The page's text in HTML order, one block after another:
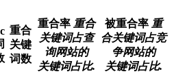
重合
关键
词数
重合率 重合
关键词占查
询网站的
关键词占比.
被重合率 重
合关键词占竞
争网站的
关键词占比.